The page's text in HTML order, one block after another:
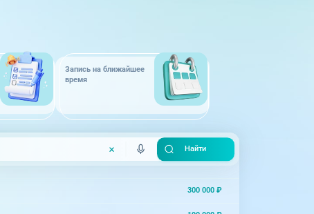
Запись на ближайшее
время
300 000 ₽